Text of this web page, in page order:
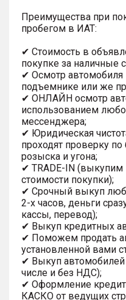
Преимущества при
пробегом в ИАТ:
✔ Стоимость в
покупке за наличные
✔ Осмотр
подъемнике или же
✔ ОНЛАЙН осмотр
использованием
мессенджера;
✔ Юридическая
проходят проверку
розыска и угона;
✔ TRADE-IN
стоимости покупки);
✔ Срочный выкуп
2-х часов, деньги
кассы, перевод);
✔ Выкуп кредитных
✔ Поможем продать
установленной вами
✔ Выкуп
числе и без НДС);
✔ Оформление
КАСКО от ведущих